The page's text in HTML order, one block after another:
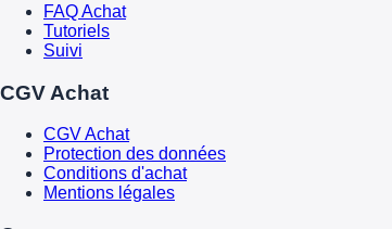
FAQ Achat
Tutoriels
Suivi
CGV Achat
CGV Achat
Protection des données
Conditions d'achat
Mentions légales